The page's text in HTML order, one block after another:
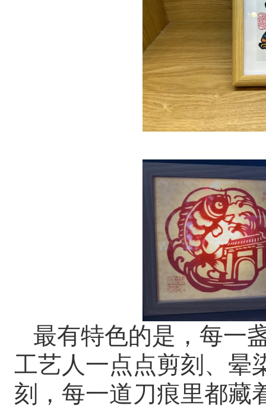
最有特色的是，每一
工艺人一点点剪刻、晕
刻，每一道刀痕里都藏